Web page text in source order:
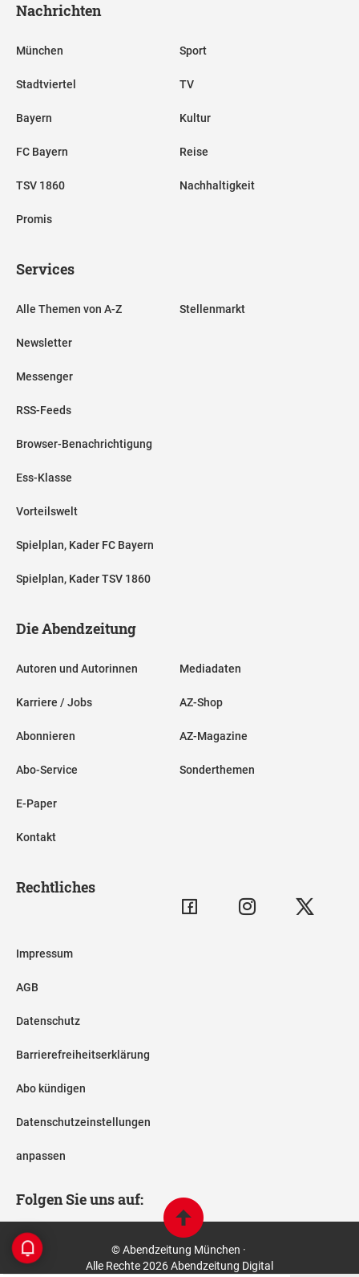
Nachrichten
München
Stadtviertel
Bayern
FC Bayern
TSV 1860
Promis
Sport
TV
Kultur
Reise
Nachhaltigkeit
Services
Alle Themen von A-Z
Newsletter
Messenger
RSS-Feeds
Browser-Benachrichtigung
Ess-Klasse
Vorteilswelt
Spielplan, Kader FC Bayern
Spielplan, Kader TSV 1860
Stellenmarkt
Die Abendzeitung
Autoren und Autorinnen
Karriere / Jobs
Abonnieren
Abo-Service
E-Paper
Kontakt
Mediadaten
AZ-Shop
AZ-Magazine
Sonderthemen
Rechtliches
Impressum
AGB
Datenschutz
Barrierefreiheitserklärung
Abo kündigen
Datenschutzeinstellungen
anpassen
Folgen Sie uns auf:
© Abendzeitung München ·
Alle Rechte 2026 Abendzeitung Digital